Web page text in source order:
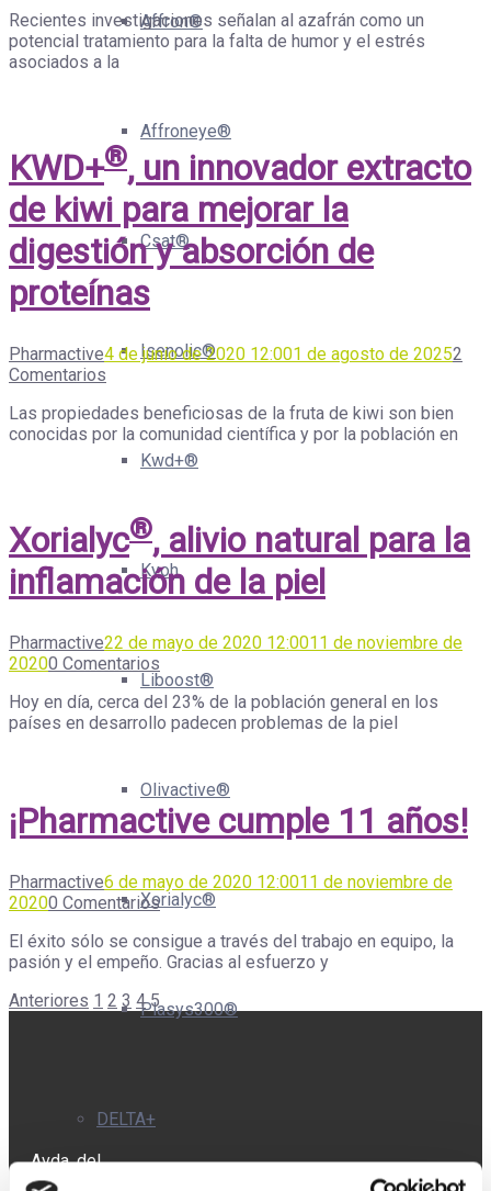
Affron®
Affroneye®
Csat®
Isenolic®
Kwd+®
Kyoh
Liboost®
Olivactive®
Xorialyc®
Plasys300®
DELTA+
Recientes investigaciones señalan al azafrán como un
potencial tratamiento para la falta de humor y el estrés
asociados a la
KWD+®, un innovador extracto
de kiwi para mejorar la
digestión y absorción de
proteínas
Pharmactive4 de junio de 2020 12:001 de agosto de 20252
Comentarios
Las propiedades beneficiosas de la fruta de kiwi son bien
conocidas por la comunidad científica y por la población en
Xorialyc®, alivio natural para la
inflamación de la piel
Pharmactive22 de mayo de 2020 12:0011 de noviembre de
20200 Comentarios
Hoy en día, cerca del 23% de la población general en los
países en desarrollo padecen problemas de la piel
¡Pharmactive cumple 11 años!
Pharmactive6 de mayo de 2020 12:0011 de noviembre de
20200 Comentarios
El éxito sólo se consigue a través del trabajo en equipo, la
pasión y el empeño. Gracias al esfuerzo y
Paginación
Anteriores 1 2 3 4 5
Avda. del
Doctor